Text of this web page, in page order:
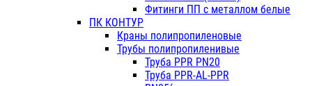
Фитинги ПП с металлом белые
ПК КОНТУР
Краны полипропиленовые
Трубы полипропиленивые
Труба PPR PN20
Труба PPR-AL-PPR